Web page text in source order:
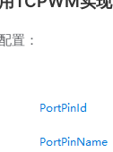
置：